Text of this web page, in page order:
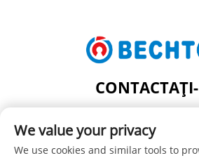
ORAȘUL ZHANGJIAGANG, JUDEȚUL
Tel:+86-13962240078
We value your privacy
We use cookies and similar tools to